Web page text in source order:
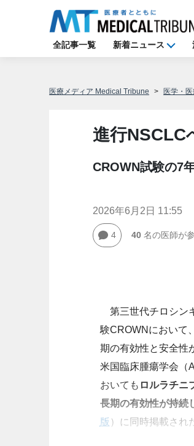
全記事一覧 新着ニュース
医療メディア Medical Tribune 医学・
進行NSCLC
CROWN試験の7
2026年6月2日 11:55
4 40名の医師が
第三世代チロシン
験CROWNにおいて
期の有効性と安全性
米国臨床腫瘍学会（
おいても ロルラチニ
長期の有効性が持続
版 ）に同時掲載され